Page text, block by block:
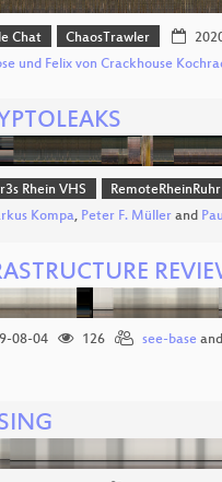
Chat ChaosTrawler
und Felix von Crackhouse
Rhein VHS RemoteRheinRuhr
Kompa, Peter F. Müller and
08-04 126 see-base and